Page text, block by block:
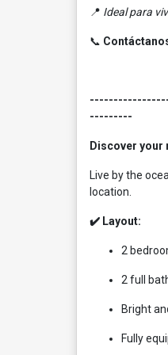
📍 Ideal para
📞
---------
Discover your
Live by the
location.
✔️ Layout:
2
2 full
Bright
Fully